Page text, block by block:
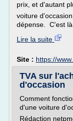
prix, et d'autant
voiture
dépense. C'est là
Lire la suite
Site : https://
TVA sur
d'occasion
Comment
d'une voiture
Rédaction